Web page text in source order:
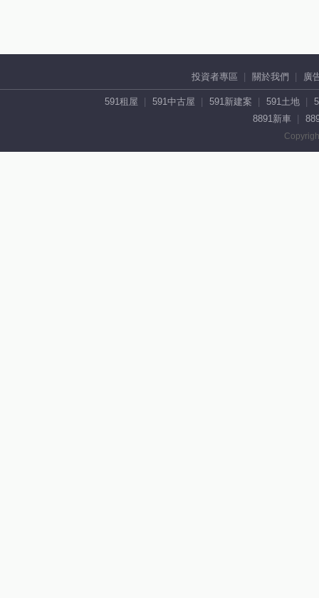
投資者專區 關於我們 廣
591租屋 591中古屋 591新建案 591土地
8891新車